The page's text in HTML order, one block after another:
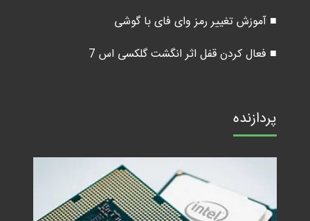
■ آموزش تغییر رمز وای فای با گوشی
■ فعال کردن قفل اثر انگشت گلکسی اس 7
پردازنده